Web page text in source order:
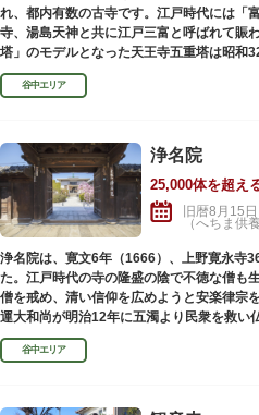
れ、都内有数の古寺です。江戸時代には「
寺、湯島天神と共に江戸三富と呼ばれて賑
塔」のモデルとなった天王寺五重塔は昭和
が、その跡地は今も谷中霊園に残っています
谷中エリア
浄名院
25,000体を超え
旧暦8月15
（へちま供養
浄名院は、寛文6年（1666）、上野寛永寺
た。江戸時代の寺の隆盛の陰で不徳な僧も
僧を戒め、清い信仰を広めようと安楽律宗
運大和尚が明治12年に五濁より民衆を救い
石地蔵建立を発願しました。現在では2万５
ます。谷中エリア